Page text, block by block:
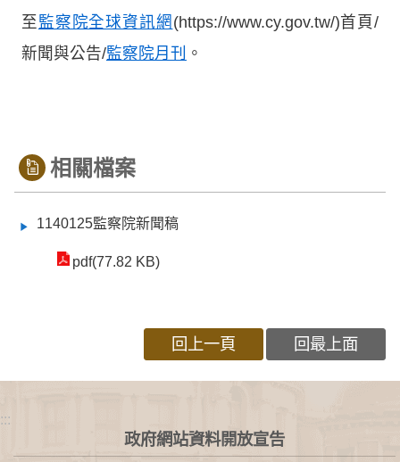
至 監察院全球資訊網 (https://www.cy.gov.tw/)首頁/
新聞與公告/監察院月刊 。
相關檔案
1140125監察院新聞稿
pdf(77.82 KB)
回上一頁 回最上面
:::
政府網站資料開放宣告